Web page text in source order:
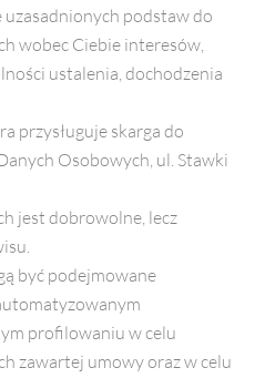
podstaw do
wobec Ciebie interesów,
ustalenia, dochodzenia
przysługuje skarga do
Osobowych, ul. Stawki
jest dobrowolne, lecz
być podejmowane
profilowaniu w celu
zawartej umowy oraz w celu